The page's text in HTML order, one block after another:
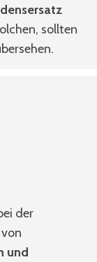
sollten
der
und